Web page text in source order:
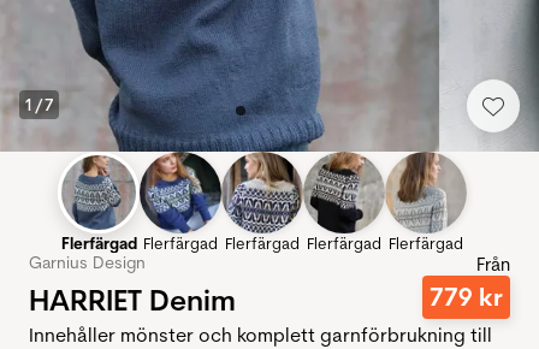
1 /7
Flerfärgad Flerfärgad Flerfärgad Flerfärgad Flerfärgad
Garnius Design
HARRIET Denim
Från
779 kr
Innehåller mönster och komplett garnförbrukning till